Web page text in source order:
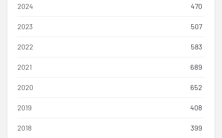
2024 470
2023 507
2022 583
2021 689
2020 652
2019 408
2018 399